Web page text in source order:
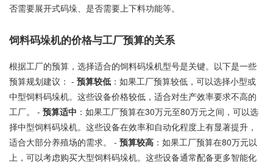
否需要展开式码垛、是否需要上下料功能等。
饲料码垛机的价格与工厂预算的关系
根据工厂的预算，选择适合的饲料码垛机型号是关键。以下是一些
预算规划建议： - 预算较低 ：如果工厂预算较低，可以选择小型或
中型饲料码垛机。这些设备价格较低，适合对生产效率要求不高的
工厂。 - 预算适中 ：如果工厂预算在30万元至80万元之间，可以选
择中型饲料码垛机。这些设备在效率和自动化程度上有显著提升，
适合大部分养殖场的需求。 - 预算较高 ：如果工厂预算在80万元以
上，可以考虑购买大型饲料码垛机。这些设备通常配备更多智能化